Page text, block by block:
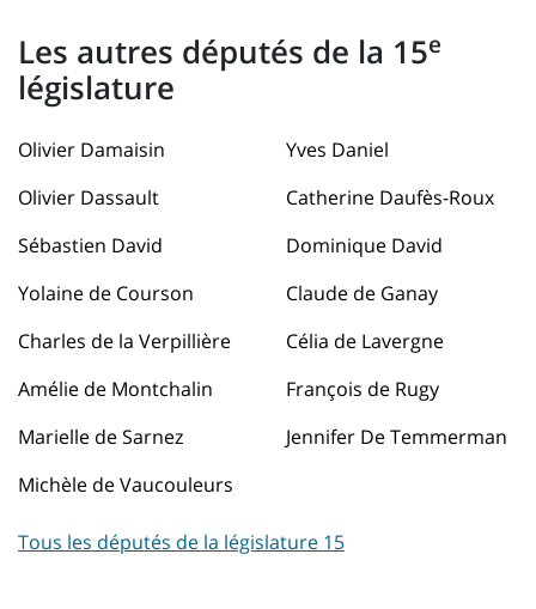
Les autres députés de la 15e
législature
Olivier Damaisin
Yves Daniel
Olivier Dassault
Catherine Daufès-Roux
Sébastien David
Dominique David
Yolaine de Courson
Claude de Ganay
Charles de la Verpillière
Célia de Lavergne
Amélie de Montchalin
François de Rugy
Marielle de Sarnez
Jennifer De Temmerman
Michèle de Vaucouleurs
Tous les députés de la législature 15